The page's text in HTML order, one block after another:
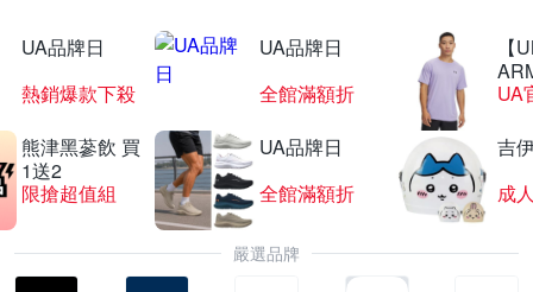
UA品牌日
熱銷爆款下殺
UA品牌日
全館滿額折
【
UA
熊津黑蔘飲 買
1送2
限搶超值組
UA品牌日
全館滿額折
吉
嚴選品牌